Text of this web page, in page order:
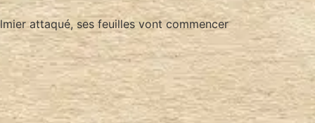
attaqué, ses feuilles vont commencer